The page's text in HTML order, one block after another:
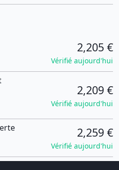
2,205 €
Vérifié aujourd'hui
2,209 €
Vérifié aujourd'hui
2,259 €
Vérifié aujourd'hui